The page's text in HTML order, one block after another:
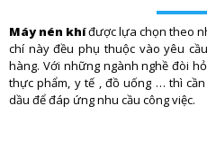
Máy nén khíđược lựa chọn theo
chí này đều phụ thuộc vào yêu
hàng. Với những ngành nghề đòi
thực phẩm, y tế , đồ uống … thì
dầu để đáp ứng nhu cầu công việc.